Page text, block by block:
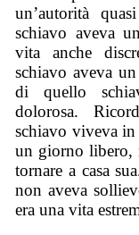
un’autorità
schiavo aveva
vita anche
schiavo aveva
di quello
dolorosa.
schiavo viveva in
un giorno libero,
tornare a casa
non aveva
era una vita